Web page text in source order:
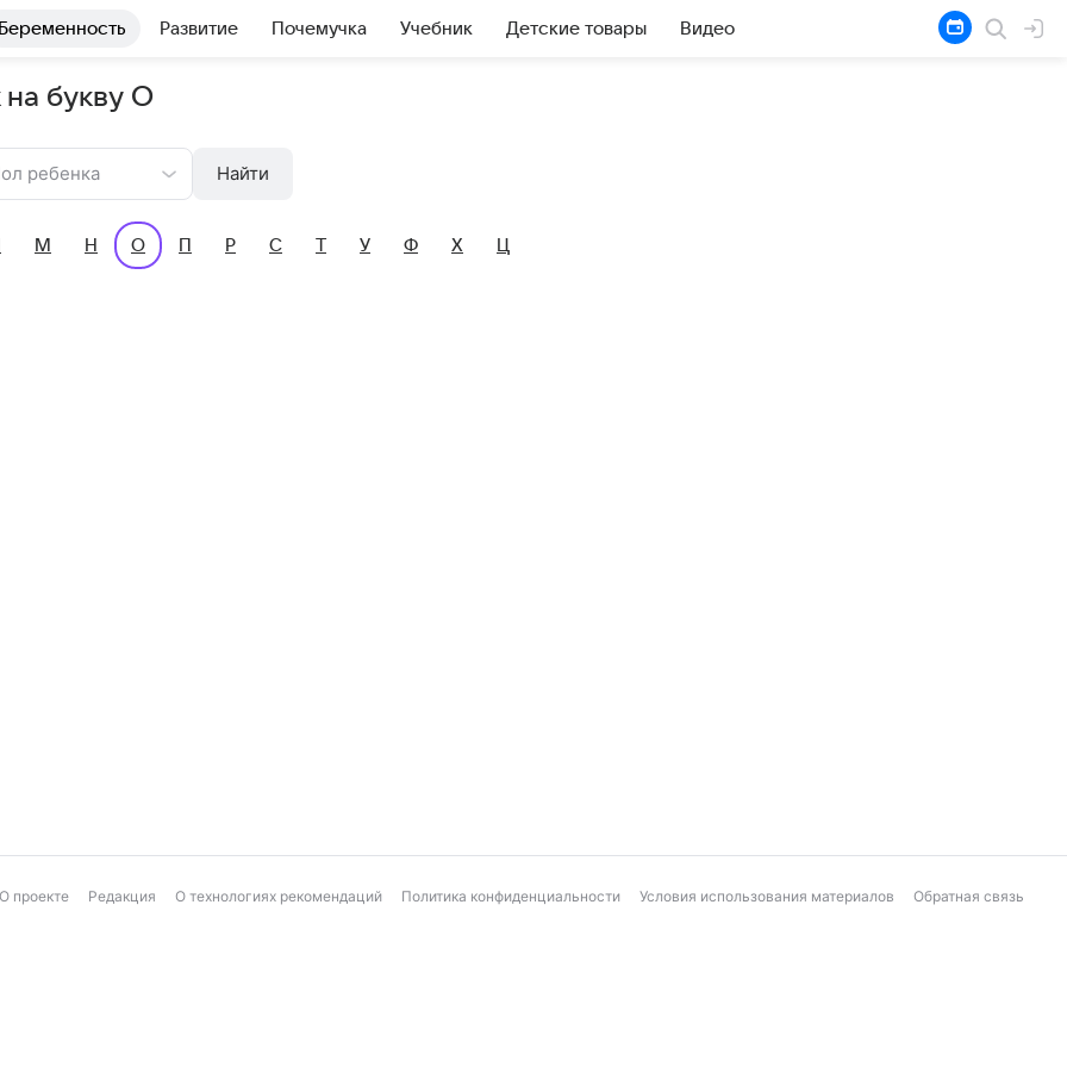
Беременность Развитие Почемучка Учебник Детские товары Видео
букву О
ребенка Найти
М Н О П Р С Т У Ф Х
О проекте Редакция О технологиях рекомендаций Политика конфиденциальности Условия использования материалов Обратная связь